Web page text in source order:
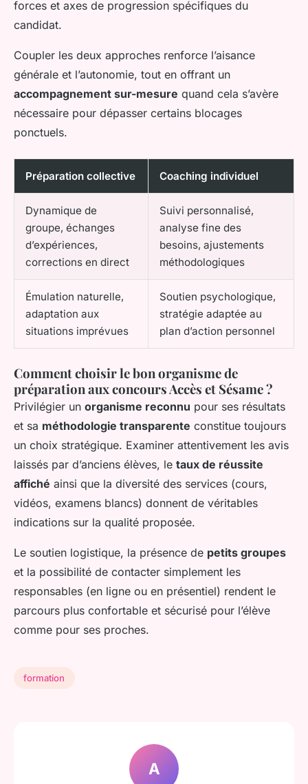
forces et axes de progression spécifiques du
candidat.
Coupler les deux approches renforce l’aisance
générale et l’autonomie, tout en offrant un
accompagnement sur-mesure quand cela s’avère
nécessaire pour dépasser certains blocages
ponctuels.
Préparation collective Coaching individuel
Dynamique de
groupe, échanges
d’expériences,
corrections en direct
Suivi personnalisé,
analyse fine des
besoins, ajustements
méthodologiques
Émulation naturelle,
adaptation aux
situations imprévues
Soutien psychologique,
stratégie adaptée au
plan d’action personnel
Comment choisir le bon organisme de
préparation aux concours Accès et Sésame ?
Privilégier un organisme reconnu pour ses résultats
et sa méthodologie transparente constitue toujours
un choix stratégique. Examiner attentivement les avis
laissés par d’anciens élèves, le taux de réussite
affiché ainsi que la diversité des services (cours,
vidéos, examens blancs) donnent de véritables
indications sur la qualité proposée.
Le soutien logistique, la présence de petits groupes
et la possibilité de contacter simplement les
responsables (en ligne ou en présentiel) rendent le
parcours plus confortable et sécurisé pour l’élève
comme pour ses proches.
formation
A